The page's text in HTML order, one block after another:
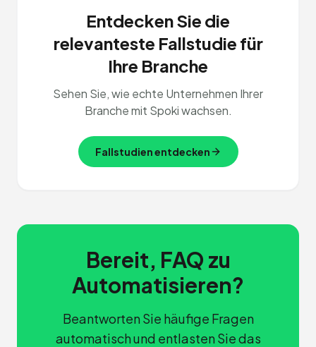
Entdecken Sie die
relevanteste Fallstudie für
Ihre Branche
Sehen Sie, wie echte Unternehmen Ihrer
Branche mit Spoki wachsen.
Fallstudien entdecken
Bereit, FAQ zu
Automatisieren?
Beantworten Sie häufige Fragen
automatisch und entlasten Sie das